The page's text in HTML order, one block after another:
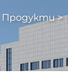
Продукти>